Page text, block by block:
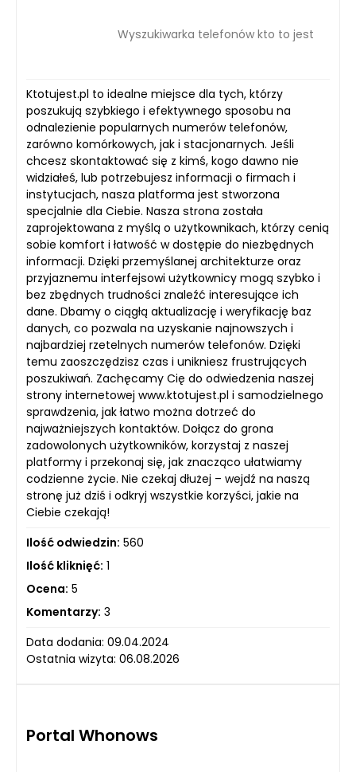
Wyszukiwarka telefonów kto to jest
Ktotujest.pl to idealne miejsce dla tych, którzy
poszukują szybkiego i efektywnego sposobu na
odnalezienie popularnych numerów telefonów,
zarówno komórkowych, jak i stacjonarnych. Jeśli
chcesz skontaktować się z kimś, kogo dawno nie
widziałeś, lub potrzebujesz informacji o firmach i
instytucjach, nasza platforma jest stworzona
specjalnie dla Ciebie. Nasza strona została
zaprojektowana z myślą o użytkownikach, którzy cenią
sobie komfort i łatwość w dostępie do niezbędnych
informacji. Dzięki przemyślanej architekturze oraz
przyjaznemu interfejsowi użytkownicy mogą szybko i
bez zbędnych trudności znaleźć interesujące ich
dane. Dbamy o ciągłą aktualizację i weryfikację baz
danych, co pozwala na uzyskanie najnowszych i
najbardziej rzetelnych numerów telefonów. Dzięki
temu zaoszczędzisz czas i unikniesz frustrujących
poszukiwań. Zachęcamy Cię do odwiedzenia naszej
strony internetowej www.ktotujest.pl i samodzielnego
sprawdzenia, jak łatwo można dotrzeć do
najważniejszych kontaktów. Dołącz do grona
zadowolonych użytkowników, korzystaj z naszej
platformy i przekonaj się, jak znacząco ułatwiamy
codzienne życie. Nie czekaj dłużej – wejdź na naszą
stronę już dziś i odkryj wszystkie korzyści, jakie na
Ciebie czekają!
Ilość odwiedzin: 560
Ilość kliknięć: 1
Ocena: 5
Komentarzy: 3
Data dodania: 09.04.2024
Ostatnia wizyta: 06.08.2026
Portal Whonows